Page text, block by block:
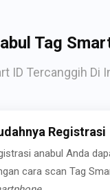
Tag
ID Tercanggih Di
Registrasi
anabul Anda
cara scan Tag